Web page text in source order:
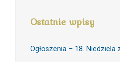
Ostatnie wpisy
Ogłoszenia – 18. Niedziela